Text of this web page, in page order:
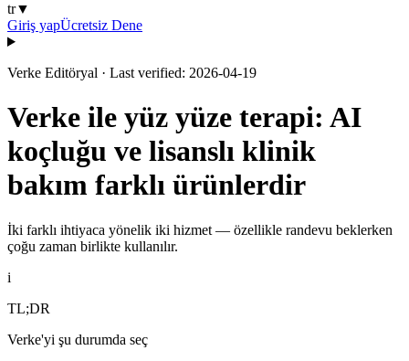
tr▼
Giriş yapÜcretsiz Dene
Verke Editöryal · Last verified: 2026-04-19
Verke ile yüz yüze terapi: AI
koçluğu ve lisanslı klinik
bakım farklı ürünlerdir
İki farklı ihtiyaca yönelik iki hizmet — özellikle randevu beklerken
çoğu zaman birlikte kullanılır.
i
TL;DR
Verke'yi şu durumda seç